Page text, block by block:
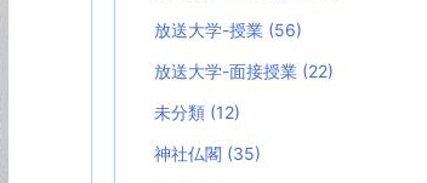
放送大学-授業 (56)
放送大学-面接授業 (22)
未分類 (12)
神社仏閣 (35)